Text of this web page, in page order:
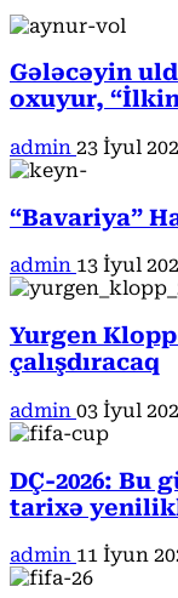
Gələcəyin
oxuyur,
admin 23 İyul
“Bavariya”
admin 13 İyul
Yurgen
çalışdıracaq
admin 03 İyul
DÇ-2026: Bu
tarixə
admin 11 İyun